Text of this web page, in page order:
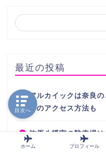
最近の投稿
アルカイックは奈良
でのアクセス方法も
柞原八幡宮の駐車場
のアクセス方法も
ホーム プロフィール
目次へ